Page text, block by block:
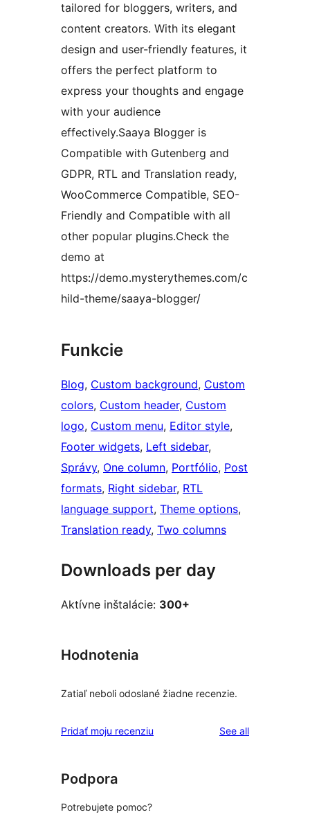
tailored for bloggers, writers, and
content creators. With its elegant
design and user-friendly features, it
offers the perfect platform to
express your thoughts and engage
with your audience
effectively.Saaya Blogger is
Compatible with Gutenberg and
GDPR, RTL and Translation ready,
WooCommerce Compatible, SEO-
Friendly and Compatible with all
other popular plugins.Check the
demo at
https://demo.mysterythemes.com/c
hild-theme/saaya-blogger/
Funkcie
Blog, Custom background, Custom
colors, Custom header, Custom
logo, Custom menu, Editor style
Footer widgets, Left sidebar
Správy, One column, Portfólio, Post
formats, Right sidebar, RTL
language support, Theme options
Translation ready, Two columns
Downloads per day
Aktívne inštalácie: 300+
Hodnotenia
Zatiaľ neboli odoslané žiadne recenzie.
Pridať moju recenziu See allreviews
Podpora
Potrebujete pomoc?